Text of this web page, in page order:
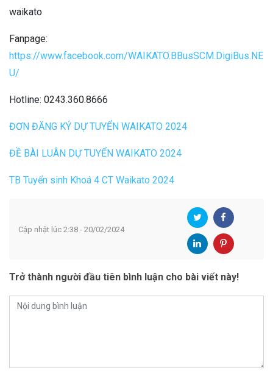
waikato
Fanpage:
https://www.facebook.com/WAIKATO.BBusSCM.DigiBus.NE
U/
Hotline: 0243.360.8666
ĐƠN ĐĂNG KÝ DỰ TUYỂN WAIKATO 2024
ĐỀ BÀI LUÂN DỰ TUYỂN WAIKATO 2024
TB Tuyển sinh Khoá 4 CT Waikato 2024
Cập nhật lúc 2:38 - 20/02/2024
Trở thành người đầu tiên bình luận cho bài viết này!